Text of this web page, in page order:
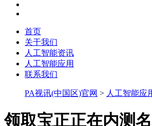
首页
关于我们
人工智能资讯
人工智能应用
联系我们
PA视讯(中国区)官网 > 人工智能应
领取宝正正在内测